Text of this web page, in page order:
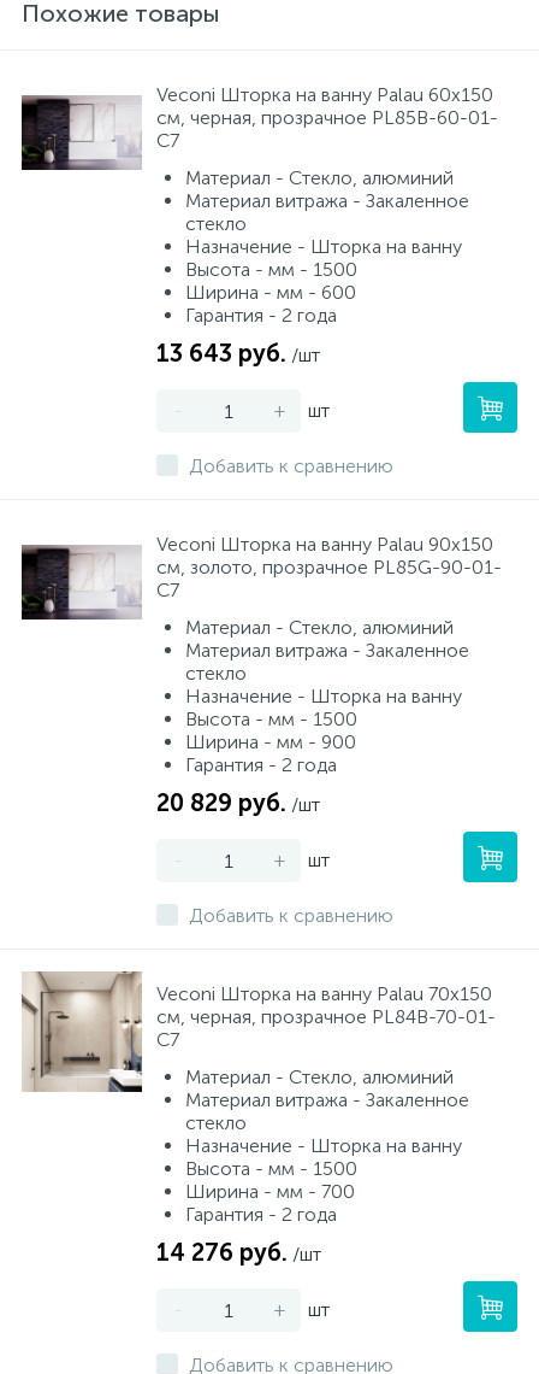
Похожие товары
Veconi Шторка на ванну Palau 60x150
см, черная, прозрачное PL85B-60-01-
C7
Материал - Стекло, алюминий
Материал витража - Закаленное
стекло
Назначение - Шторка на ванну
Высота - мм - 1500
Ширина - мм - 600
Гарантия - 2 года
13 643 руб. /шт
- + шт
Добавить к сравнению
Veconi Шторка на ванну Palau 90x150
см, золото, прозрачное PL85G-90-01-
C7
Материал - Стекло, алюминий
Материал витража - Закаленное
стекло
Назначение - Шторка на ванну
Высота - мм - 1500
Ширина - мм - 900
Гарантия - 2 года
20 829 руб. /шт
- + шт
Добавить к сравнению
Veconi Шторка на ванну Palau 70x150
см, черная, прозрачное PL84B-70-01-
C7
Материал - Стекло, алюминий
Материал витража - Закаленное
стекло
Назначение - Шторка на ванну
Высота - мм - 1500
Ширина - мм - 700
Гарантия - 2 года
14 276 руб. /шт
- + шт
Добавить к сравнению